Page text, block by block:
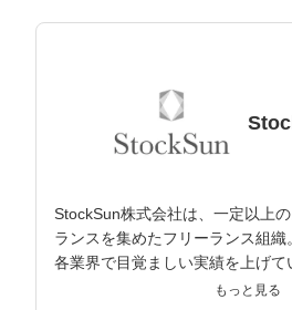
StockSun株式会社は、一定以上
ランスを集めたフリーランス組織。
各業界で目覚ましい実績を上げ
質担保し、クライアントの事業課
もっと見る